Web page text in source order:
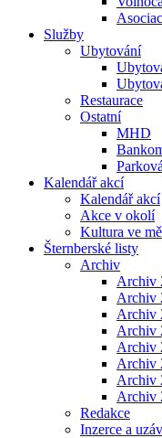
Služby
Ubytování
Restaurace
Ostatní
MHD
Kalendář akcí
Kalendář akcí
Akce v okolí
Kultura ve
Šternberské listy
Archiv
Archiv
Archiv
Archiv
Archiv
Archiv
Archiv
Archiv
Archiv
Redakce
Inzerce a